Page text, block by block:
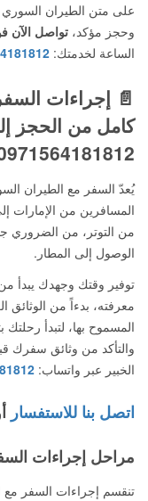
على متن الطيران
وحجز مؤكد، تواصل الآن
الساعة لخدمتك:
📄 إجراءات
كامل من الحجز
يُعدّ السفر مع الطيران
المسافرين من الإمارات
من التوتر، من الضروري
الوصول إلى المطار.
توفير وقتك وجهدك يبدأ
معرفته، بدءاً من الوثائق
المسموح بها، لتبدأ
والتأكد من وثائق سفرك
الخبير عبر واتساب:
اتصل بنا للاستفسار
مراحل إجراءات
تنقسم إجراءات السفر مع